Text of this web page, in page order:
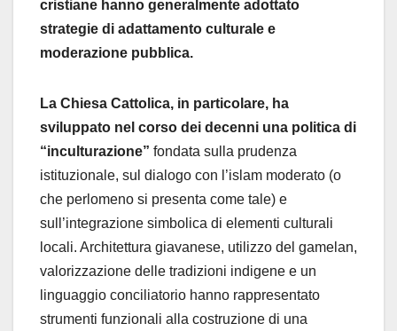
cristiane hanno generalmente adottato
strategie di adattamento culturale e
moderazione pubblica.
La Chiesa Cattolica, in particolare, ha
sviluppato nel corso dei decenni una politica di
“inculturazione” fondata sulla prudenza
istituzionale, sul dialogo con l’islam moderato (o
che perlomeno si presenta come tale) e
sull’integrazione simbolica di elementi culturali
locali. Architettura giavanese, utilizzo del gamelan,
valorizzazione delle tradizioni indigene e un
linguaggio conciliatorio hanno rappresentato
strumenti funzionali alla costruzione di una